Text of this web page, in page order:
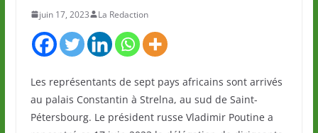
juin 17, 2023 La Redaction
Les représentants de sept pays africains sont arrivés
au palais Constantin à Strelna, au sud de Saint-
Pétersbourg. Le président russe Vladimir Poutine a